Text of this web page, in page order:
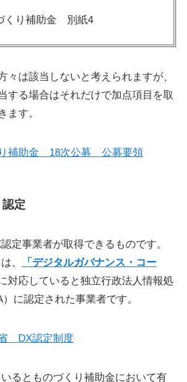
くり補助金 別紙4
々は該当しないと考えられますが、
する場合はそれだけで加点項目を取
ます。
補助金 18次公募 公募要領
定
定事業者が取得できるものです。
、
「デジタルガバナンス・コー
対応していると独立行政法人情報処
に認定された事業者です。
DX認定制度
るとものづくり補助金において有